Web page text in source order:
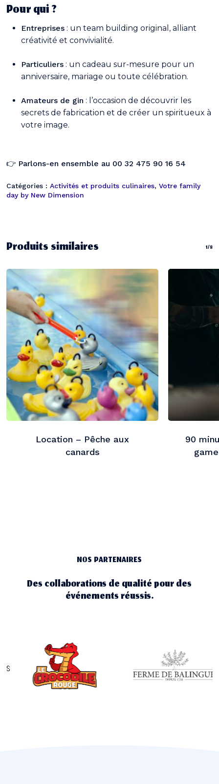
Votre panier est vide.
Pour qui ?
Entreprises : un team building original, alliant
créativité et convivialité.
Particuliers : un cadeau sur-mesure pour un
anniversaire, mariage ou toute célébration.
Amateurs de gin : l’occasion de découvrir les
secrets de fabrication et de créer un spiritueux à
votre image.
👉 Parlons-en ensemble au 00 32 475 90 16 54
Catégories :Activités et produits culinaires,Votre family
day by New Dimension
Produits similaires 1/8
Location – Pêche aux
canards
90
NOS PARTENAIRES
Des collaborations de qualité pour des
événements réussis.